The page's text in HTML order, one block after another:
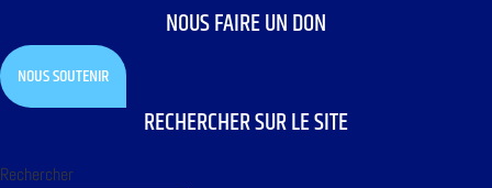
NOUS FAIRE UN DON
NOUS SOUTENIR
RECHERCHER SUR LE SITE
Rechercher